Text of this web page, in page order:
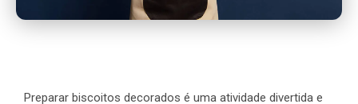
Preparar biscoitos decorados é uma atividade divertida e